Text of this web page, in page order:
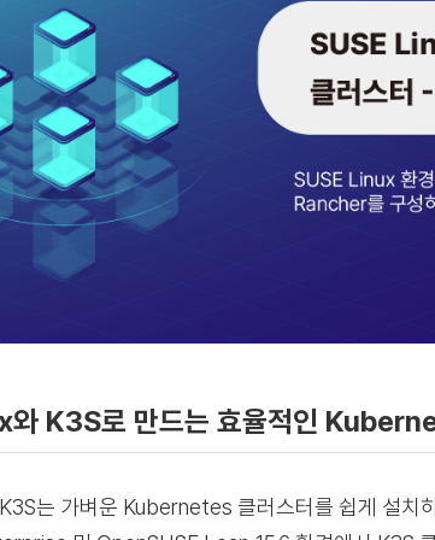
와 K3S로 만드는 효율적인
는 가벼운 Kubernetes 클러스터를 쉽게 설치